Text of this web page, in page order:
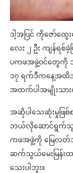
ဒါ့အပြင် ကိုဇော်ထွေ
လေး ၂ ဦး ကျန်ရစ်
ပကဖအဖွဲ့ဝင်တွေကို
၁၇ ရက်ဒီကနေ့အထိ
အထက်ပါအမျိုးသာ
အဆိုပါသေဆုံးမှုဖြစ်
ဘယ်လိုဆောင်ရွက်သွာ
ကဖအဖွဲ့ကို မြေလ
ဆက်သွယ်မေးမြန်းထ
သေးပါဘူး။